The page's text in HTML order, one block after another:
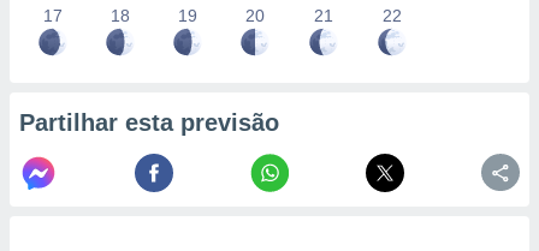
17 18 19 20 21 22
Partilhar esta previsão